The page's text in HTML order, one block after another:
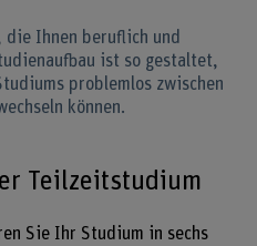
die Ihnen beruflich und
ist so gestaltet,
problemlos zwischen
können.
Teilzeitstudium
Sie Ihr Studium in sechs